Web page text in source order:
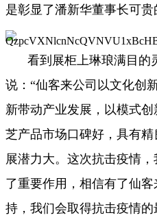
是彰显了潘新华董事长可贵
看到展柜上琳琅满目的
说：“仙客来公司以文化创
新带动产业发展，以模式
芝产品市场口碑好，具有
展潜力大。这次抗击疫情
了重要作用，相信有了仙
持，我们会取得抗击疫情的